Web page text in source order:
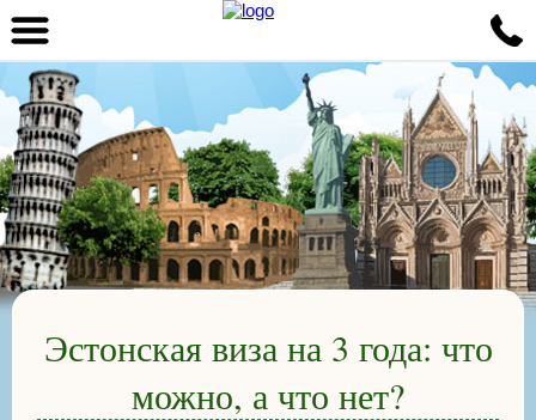
Эстонская виза на 3 года: что
можно, а что нет?